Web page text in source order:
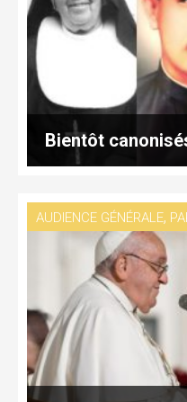
Bientôt
AUDIENCE GÉNÉRALE,